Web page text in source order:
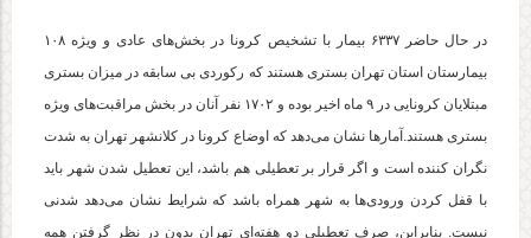
در حال حاضر ۶۳۳۷ بیمار با تشخیص کرونا در بخش‌های عادی و ویژه ۱۰۸
بیمارستان استان تهران بستری هستند که رکوردی بی سابقه در میزان بستری
مبتلایان کرونایی در ۹ ماه اخیر بوده و ۱۷۰۲ نفر آنان در بخش مراقبت‌های ویژه
بستری هستند.آمارها نشان می‌دهد که اوضاع کرونا در کلانشهر تهران به شدت
نگران کننده است و اگر قرار بر تعطیلی هم باشد، این تعطیل شدن شهر باید
با قفل کردن ورودی‌ها به شهر همراه باشد که شرایط نشان می‌دهد شدنی
نیست. بنابراین، صرف تعطیلی دو هفته‌ای تهران بدون در نظر گرفتن همه